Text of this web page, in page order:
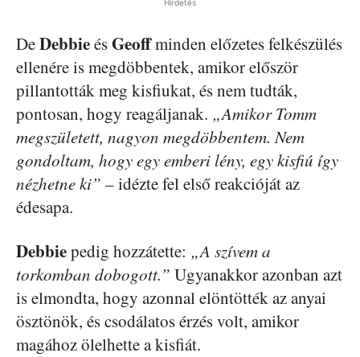
Hirdetés
DeDebbieésGeoffminden előzetes felkészülés
ellenére is megdöbbentek, amikor először
pillantották meg kisfiukat, és nem tudták,
pontosan, hogy reagáljanak. „Amikor Tomm
megszületett, nagyon megdöbbentem. Nem
gondoltam, hogy egy emberi lény, egy kisfiú így
nézhetne ki” – idézte fel első reakcióját az
édesapa.
Debbiepedig hozzátette: „A szívem a
torkomban dobogott.” Ugyanakkor azonban azt
is elmondta, hogy azonnal elöntötték az anyai
ösztönök, és csodálatos érzés volt, amikor
magához ölelhette a kisfiát.